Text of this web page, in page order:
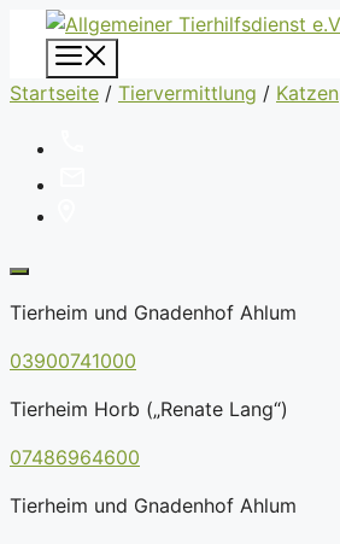
Zum
Inhalt
springen
Startseite / Tiervermittlung / Katzen
Tierheim und Gnadenhof Ahlum
03900741000
Tierheim Horb („Renate Lang“)
07486964600
Tierheim und Gnadenhof Ahlum